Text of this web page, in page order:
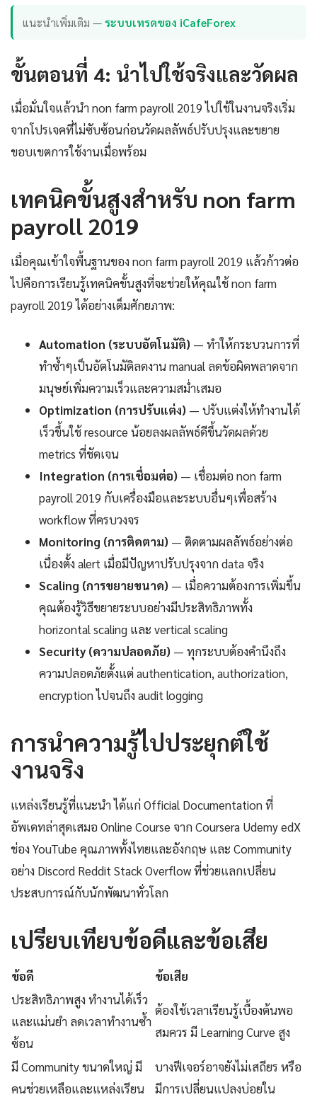
แนะนำเพิ่มเติม —ระบบเทรดของ iCafeForex
ขั้นตอนที่ 4: นำไปใช้จริงและวัดผล
เมื่อมั่นใจแล้วนำ non farm payroll 2019 ไปใช้ในงานจริงเริ่ม
จากโปรเจคที่ไม่ซับซ้อนก่อนวัดผลลัพธ์ปรับปรุงและขยาย
ขอบเขตการใช้งานเมื่อพร้อม
เทคนิคขั้นสูงสำหรับ non farm
payroll 2019
เมื่อคุณเข้าใจพื้นฐานของ non farm payroll 2019 แล้วก้าวต่อ
ไปคือการเรียนรู้เทคนิคขั้นสูงที่จะช่วยให้คุณใช้ non farm
payroll 2019 ได้อย่างเต็มศักยภาพ:
Automation (ระบบอัตโนมัติ) — ทำให้กระบวนการที่
ทำซ้ำๆเป็นอัตโนมัติลดงาน manual ลดข้อผิดพลาดจาก
มนุษย์เพิ่มความเร็วและความสม่ำเสมอ
Optimization (การปรับแต่ง) — ปรับแต่งให้ทำงานได้
เร็วขึ้นใช้ resource น้อยลงผลลัพธ์ดีขึ้นวัดผลด้วย
metrics ที่ชัดเจน
Integration (การเชื่อมต่อ) — เชื่อมต่อ non farm
payroll 2019 กับเครื่องมือและระบบอื่นๆเพื่อสร้าง
workflow ที่ครบวงจร
Monitoring (การติดตาม) — ติดตามผลลัพธ์อย่างต่อ
เนื่องตั้ง alert เมื่อมีปัญหาปรับปรุงจาก data จริง
Scaling (การขยายขนาด) — เมื่อความต้องการเพิ่มขึ้น
คุณต้องรู้วิธีขยายระบบอย่างมีประสิทธิภาพทั้ง
horizontal scaling และ vertical scaling
Security (ความปลอดภัย) — ทุกระบบต้องคำนึงถึง
ความปลอดภัยตั้งแต่ authentication, authorization,
encryption ไปจนถึง audit logging
การนำความรู้ไปประยุกต์ใช้
งานจริง
แหล่งเรียนรู้ที่แนะนำ ได้แก่ Official Documentation ที่
อัพเดทล่าสุดเสมอ Online Course จาก Coursera Udemy edX
ช่อง YouTube คุณภาพทั้งไทยและอังกฤษ และ Community
อย่าง Discord Reddit Stack Overflow ที่ช่วยแลกเปลี่ยน
ประสบการณ์กับนักพัฒนาทั่วโลก
เปรียบเทียบข้อดีและข้อเสีย
ข้อดี
ข้อเสีย
ประสิทธิภาพสูง ทำงานได้เร็ว
และแม่นยำ ลดเวลาทำงานซ้ำ
ซ้อน
ต้องใช้เวลาเรียนรู้เบื้องต้นพอ
สมควร มี Learning Curve สูง
มี Community ขนาดใหญ่ มี
คนช่วยเหลือและแหล่งเรียน
บางฟีเจอร์อาจยังไม่เสถียร หรือ
มีการเปลี่ยนแปลงบ่อยใน